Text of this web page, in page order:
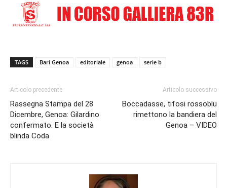
TAGS Bari Genoa editoriale genoa serie b
Articolo precedente
Rassegna Stampa del 28
Dicembre, Genoa: Gilardino
confermato. E la società
blinda Coda
Articolo successivo
Boccadasse, tifosi rossoblu
rimettono la bandiera del
Genoa – VIDEO